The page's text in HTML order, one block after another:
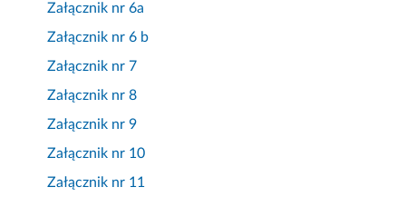
Załącznik nr 6a
Załącznik nr 6 b
Załącznik nr 7
Załącznik nr 8
Załącznik nr 9
Załącznik nr 10
Załącznik nr 11